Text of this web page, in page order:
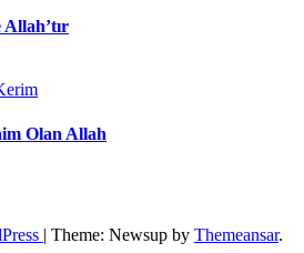
Allah’tır
Olan Allah
| Theme: Newsup by Themeansar.